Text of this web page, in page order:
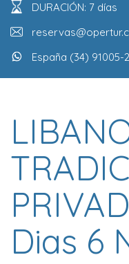
DURACIÓN: 7 días
España (34) 91005-
Dias 6